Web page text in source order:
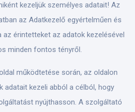
kezeljük személyes adatait! Az
az Adatkezelő egyértelműen és
érintetteket az adatok kezelésével
minden fontos tényről.
működtetése során, az oldalon
adatait kezeli abból a célból, hogy
nyújthasson. A szolgáltató